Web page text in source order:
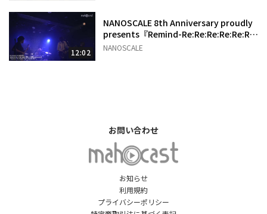
12:02
NANOSCALE 8th Anniversary proudly
presents『Remind-Re:Re:Re:Re:Re:Re:
Re:Re:』
NANOSCALE
お知らせ
利用規約
プライバシーポリシー
お問い合わせ